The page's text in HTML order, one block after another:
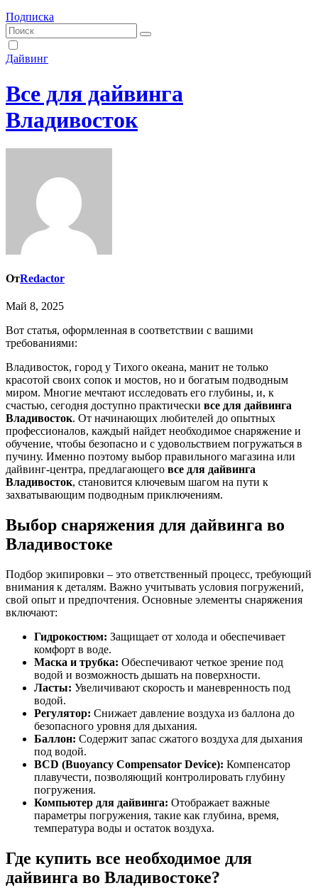
Подписка
Дайвинг
Все для дайвинга
Владивосток
ОтRedactor
Май 8, 2025
Вот статья, оформленная в соответствии с вашими
требованиями:
Владивосток, город у Тихого океана, манит не только
красотой своих сопок и мостов, но и богатым подводным
миром. Многие мечтают исследовать его глубины, и, к
счастью, сегодня доступно практически все для дайвинга
Владивосток. От начинающих любителей до опытных
профессионалов, каждый найдет необходимое снаряжение и
обучение, чтобы безопасно и с удовольствием погружаться в
пучину. Именно поэтому выбор правильного магазина или
дайвинг-центра, предлагающего все для дайвинга
Владивосток, становится ключевым шагом на пути к
захватывающим подводным приключениям.
Выбор снаряжения для дайвинга во
Владивостоке
Подбор экипировки – это ответственный процесс, требующий
внимания к деталям. Важно учитывать условия погружений,
свой опыт и предпочтения. Основные элементы снаряжения
включают:
Гидрокостюм: Защищает от холода и обеспечивает
комфорт в воде.
Маска и трубка: Обеспечивают четкое зрение под
водой и возможность дышать на поверхности.
Ласты: Увеличивают скорость и маневренность под
водой.
Регулятор: Снижает давление воздуха из баллона до
безопасного уровня для дыхания.
Баллон: Содержит запас сжатого воздуха для дыхания
под водой.
BCD (Buoyancy Compensator Device): Компенсатор
плавучести, позволяющий контролировать глубину
погружения.
Компьютер для дайвинга: Отображает важные
параметры погружения, такие как глубина, время,
температура воды и остаток воздуха.
Где купить все необходимое для
дайвинга во Владивостоке?